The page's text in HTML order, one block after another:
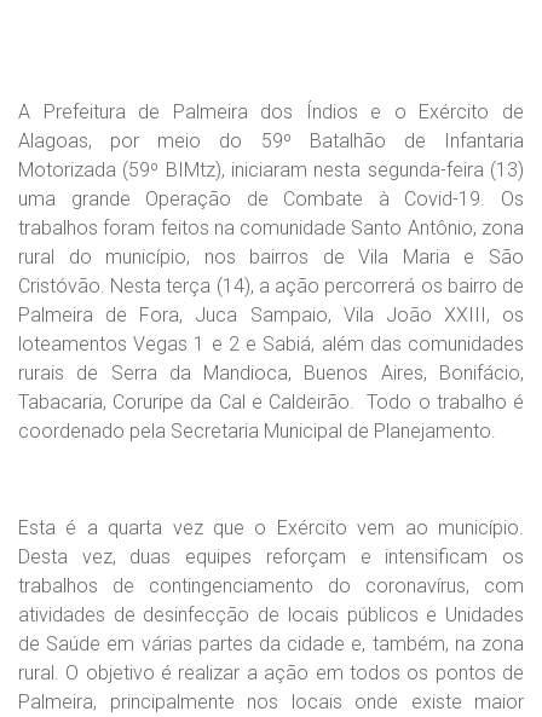
A Prefeitura de Palmeira dos Índios e o Exército de
Alagoas, por meio do 59º Batalhão de Infantaria
Motorizada (59º BIMtz), iniciaram nesta segunda-feira (13)
uma grande Operação de Combate à Covid-19. Os
trabalhos foram feitos na comunidade Santo Antônio, zona
rural do município, nos bairros de Vila Maria e São
Cristóvão. Nesta terça (14), a ação percorrerá os bairro de
Palmeira de Fora, Juca Sampaio, Vila João XXIII, os
loteamentos Vegas 1 e 2 e Sabiá, além das comunidades
rurais de Serra da Mandioca, Buenos Aires, Bonifácio,
Tabacaria, Coruripe da Cal e Caldeirão. Todo o trabalho é
coordenado pela Secretaria Municipal de Planejamento.
Esta é a quarta vez que o Exército vem ao município.
Desta vez, duas equipes reforçam e intensificam os
trabalhos de contingenciamento do coronavírus, com
atividades de desinfecção de locais públicos e Unidades
de Saúde em várias partes da cidade e, também, na zona
rural. O objetivo é realizar a ação em todos os pontos de
Palmeira, principalmente nos locais onde existe maior